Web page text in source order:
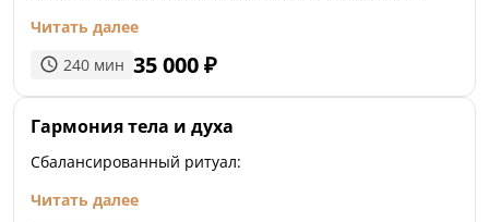
Читать далее
240 мин 35 000₽
Гармония тела и духа
Сбалансированный ритуал:
Читать далее